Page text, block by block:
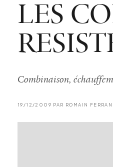
LES
Combinaison,
19/12/2009 PAR ROMAIN